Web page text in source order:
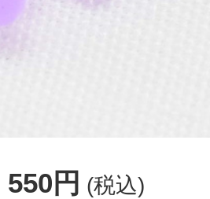
550円 (税込)